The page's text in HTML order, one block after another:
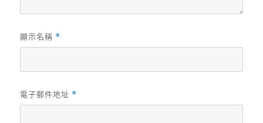
顯示名稱 *
電子郵件地址 *